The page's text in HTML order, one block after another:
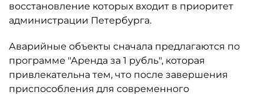
восстановление которых входит в приоритет
администрации Петербурга.
Аварийные объекты сначала предлагаются по
программе "Аренда за 1 рубль", которая
привлекательна тем, что после завершения
приспособления для современного